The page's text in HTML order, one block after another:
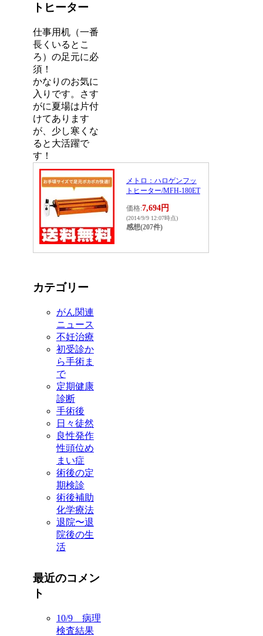
トヒーター
仕事用机（一番
長くいるとこ
ろ）の足元に必
須！
かなりのお気に
入りです。さす
がに夏場は片付
けてあります
が、少し寒くな
ると大活躍で
す！
メトロ：ハロゲンフッ
トヒーター/MFH-180ET
価格:7,694円
(2014/9/9 12:07時点)
感想(207件)
カテゴリー
がん関連
ニュース
不妊治療
初受診か
ら手術ま
で
定期健康
診断
手術後
日々徒然
良性発作
性頭位め
まい症
術後の定
期検診
術後補助
化学療法
退院〜退
院後の生
活
最近のコメン
ト
10/9 病理
検査結果